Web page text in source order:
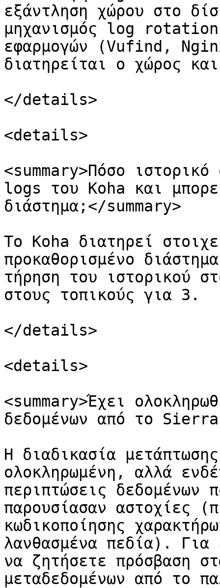
εξάντληση χώρου στο
μηχανισμός log
εφαρμογών (Vufind,
διατηρείται ο χώρος
</details>
<details>
<summary>Πόσο
logs του Koha και
διάστημα;</summary>
Το Koha διατηρεί
προκαθορισμένο
τήρηση του ιστορικού
στους τοπικούς για 3.
</details>
<details>
<summary>Έχει
δεδομένων από το
Η διαδικασία
ολοκληρωμένη, αλλά
περιπτώσεις δεδομένων
παρουσίασαν αστοχίες
κωδικοποίησης
λανθασμένα πεδία). Για
να ζητήσετε πρόσβαση
μεταδεδομένων από το